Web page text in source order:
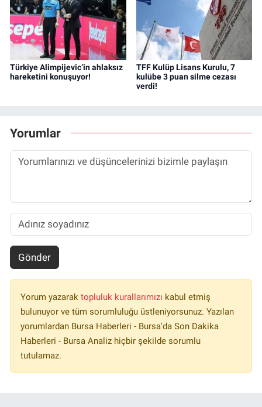
Türkiye Alimpijevic’in ahlaksız
hareketini konuşuyor!
TFF Kulüp Lisans Kurulu, 7
kulübe 3 puan silme cezası
verdi!
Yorumlar
Gönder
Yorum yazarak topluluk kurallarımızı kabul etmiş
bulunuyor ve tüm sorumluluğu üstleniyorsunuz. Yazılan
yorumlardan Bursa Haberleri - Bursa'da Son Dakika
Haberleri - Bursa Analiz hiçbir şekilde sorumlu
tutulamaz.